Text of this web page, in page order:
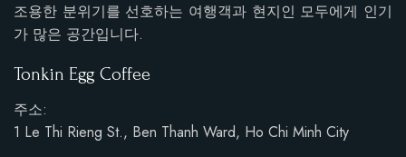
조용한 분위기를 선호하는 여행객과 현지인 모두에게 인기
가 많은 공간입니다.
Tonkin Egg Coffee
주소:
1 Le Thi Rieng St., Ben Thanh Ward, Ho Chi Minh City